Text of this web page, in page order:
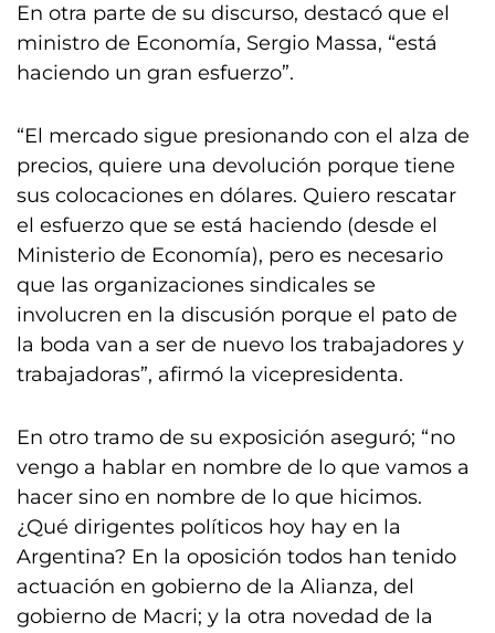
En otra parte de su discurso, destacó que el
ministro de Economía, Sergio Massa, “está
haciendo un gran esfuerzo”.
“El mercado sigue presionando con el alza de
precios, quiere una devolución porque tiene
sus colocaciones en dólares. Quiero rescatar
el esfuerzo que se está haciendo (desde el
Ministerio de Economía), pero es necesario
que las organizaciones sindicales se
involucren en la discusión porque el pato de
la boda van a ser de nuevo los trabajadores y
trabajadoras”, afirmó la vicepresidenta.
En otro tramo de su exposición aseguró; “no
vengo a hablar en nombre de lo que vamos a
hacer sino en nombre de lo que hicimos.
¿Qué dirigentes políticos hoy hay en la
Argentina? En la oposición todos han tenido
actuación en gobierno de la Alianza, del
gobierno de Macri; y la otra novedad de la